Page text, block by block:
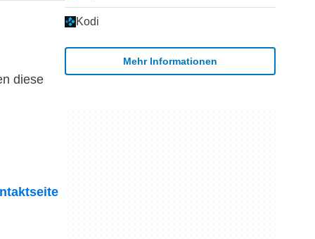
diese
Kodi
Mehr Informationen